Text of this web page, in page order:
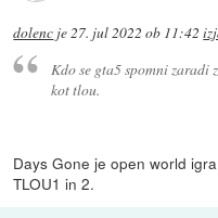
dolenc je27. jul 2022 ob 11:42
Kdo se gta5 spomni zaradi
kot tlou.
Days Gone je open world
TLOU1 in 2.